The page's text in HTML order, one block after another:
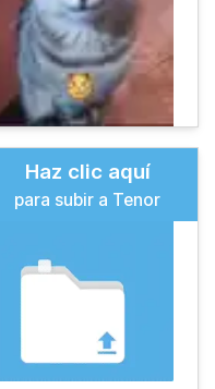
Haz clic aquí
para subir a Tenor